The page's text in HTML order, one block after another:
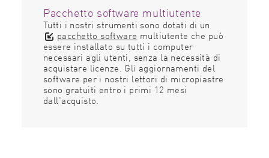
Pacchetto software multiutente
Tutti i nostri strumenti sono dotati di un
pacchetto software multiutente che può
essere installato su tutti i computer
necessari agli utenti, senza la necessità di
acquistare licenze. Gli aggiornamenti del
software per i nostri lettori di micropiastre
sono gratuiti entro i primi 12 mesi
dall'acquisto.